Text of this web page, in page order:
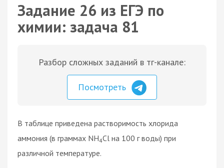
Задание 26 из ЕГЭ по
химии: задача 81
Разбор сложных заданий в тг-канале:
Посмотреть
В таблице приведена растворимость хлорида
аммония (в граммах NН4Сl на 100 г воды) при
различной температуре.